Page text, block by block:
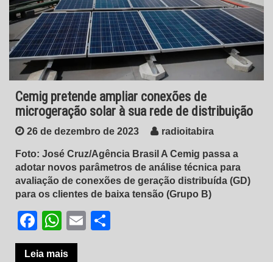
Cemig pretende ampliar conexões de
microgeração solar à sua rede de distribuição
26 de dezembro de 2023 radioitabira
Foto: José Cruz/Agência Brasil A Cemig passa a
adotar novos parâmetros de análise técnica para
avaliação de conexões de geração distribuída (GD)
para os clientes de baixa tensão (Grupo B)
Facebook
WhatsApp
Email
Leia mais